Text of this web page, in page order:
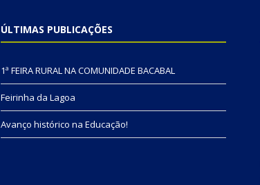
ÚLTIMAS PUBLICAÇÕES
1ª FEIRA RURAL NA COMUNIDADE BACABAL
Feirinha da Lagoa
Avanço histórico na Educação!